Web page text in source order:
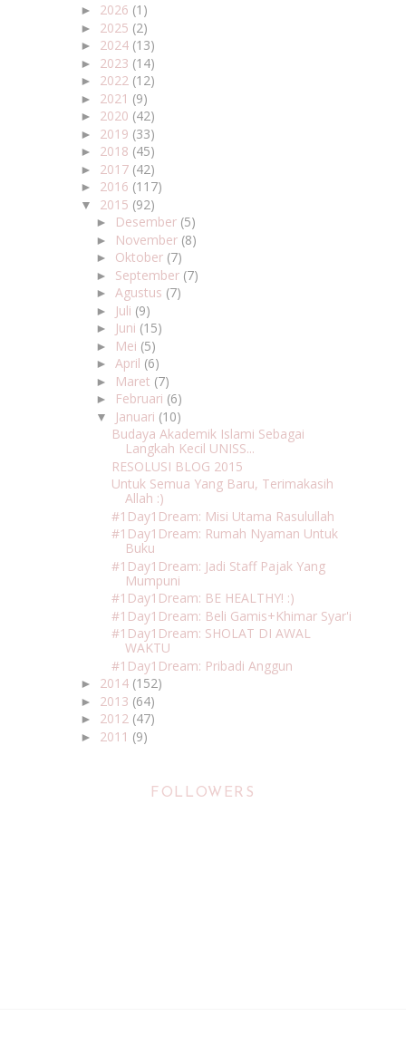
► 2026 (1)
► 2025 (2)
► 2024 (13)
► 2023 (14)
► 2022 (12)
► 2021 (9)
► 2020 (42)
► 2019 (33)
► 2018 (45)
► 2017 (42)
► 2016 (117)
▼ 2015 (92)
► Desember (5)
► November (8)
► Oktober (7)
► September (7)
►Agustus (7)
► Juli (9)
► Juni (15)
► Mei (5)
►April (6)
► Maret (7)
► Februari (6)
▼ Januari (10)
Budaya Akademik Islami Sebagai
Langkah Kecil UNISS...
RESOLUSI BLOG 2015
Untuk Semua Yang Baru, Terimakasih
Allah :)
#1Day1Dream: Misi Utama Rasulullah
#1Day1Dream: Rumah Nyaman Untuk
Buku
#1Day1Dream: Jadi Staff Pajak Yang
Mumpuni
#1Day1Dream: BE HEALTHY! :)
#1Day1Dream: Beli Gamis+Khimar Syar'i
#1Day1Dream: SHOLAT DI AWAL
WAKTU
#1Day1Dream: Pribadi Anggun
► 2014 (152)
► 2013 (64)
► 2012 (47)
► 2011 (9)
FOLLOWERS